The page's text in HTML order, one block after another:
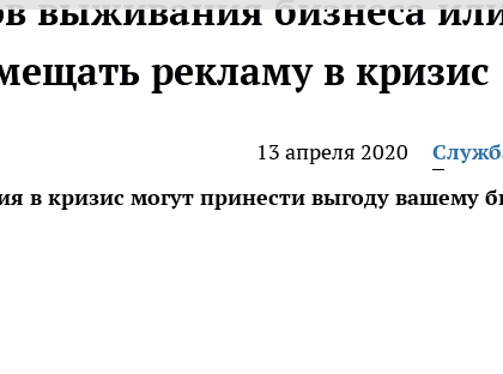
выживания бизнеса
рекламу в кризис
13 апреля 2020
в кризис могут принести выгоду вашему